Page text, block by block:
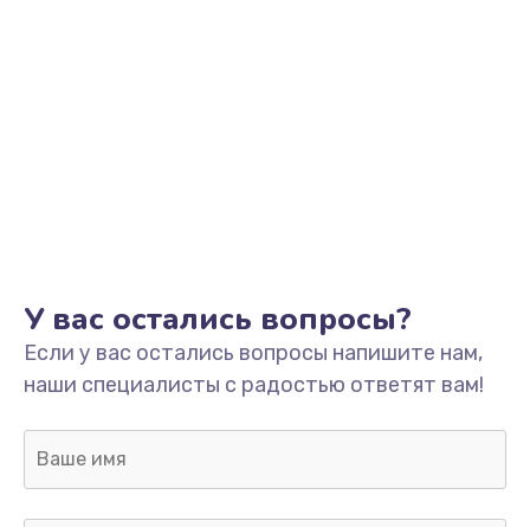
2000 руб.
Заказать
Ремонт разъема SIM-карты
У вас остались вопросы?
Если у вас остались вопросы напишите нам,
наши специалисты с радостью ответят вам!